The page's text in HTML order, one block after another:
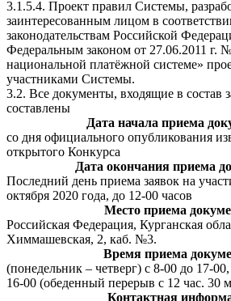
3.1.5.4. Проект правил Системы,
заинтересованным лицом в
законодательствам Российской
Федеральным законом от 27.06.2011 г.
национальной платёжной системе»
участниками Системы.
3.2. Все документы, входящие в состав
составлены
Дата начала приема
со дня официального опубликования
открытого Конкурса
Дата окончания приема
Последний день приема заявок на
октября 2020 года, до 12-00 часов
Место приема
Российская Федерация, Курганская
Химмашевская, 2, каб. №3.
Время приема
(понедельник – четверг) с 8-00 до 17-
16-00 (обеденный перерыв с 12 час. 30
Контактная